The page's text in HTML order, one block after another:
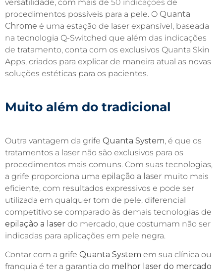
versatilidade, com mais de 50 indicações de
procedimentos possíveis para a pele. O Quanta
Chrome é uma estação de laser expansível, baseada
na tecnologia Q-Switched que além das indicações
de tratamento, conta com os exclusivos Quanta Skin
Apps, criados para explicar de maneira atual as novas
soluções estéticas para os pacientes.
Muito além do tradicional
Outra vantagem da grife Quanta System, é que os
tratamentos a laser não são exclusivos para os
procedimentos mais comuns. Com suas tecnologias,
a grife proporciona uma epilação a laser muito mais
eficiente, com resultados expressivos e pode ser
utilizada em qualquer tom de pele, diferencial
competitivo se comparado às demais tecnologias de
epilação a laser do mercado, que costumam não ser
indicadas para aplicações em pele negra.
Contar com a grife Quanta System em sua clínica ou
franquia é ter a garantia do melhor laser do mercado